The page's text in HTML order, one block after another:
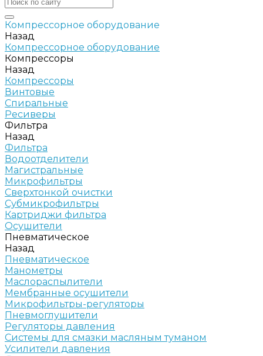
Компрессорное оборудование
Назад
Компрессорное оборудование
Компрессоры
Назад
Компрессоры
Винтовые
Спиральные
Ресиверы
Фильтра
Назад
Фильтра
Водоотделители
Магистральные
Микрофильтры
Сверхтонкой очистки
Субмикрофильтры
Картриджи фильтра
Осушители
Пневматическое
Назад
Пневматическое
Манометры
Маслораспылители
Мембранные осушители
Микрофильтры-регуляторы
Пневмоглушители
Регуляторы давления
Системы для смазки масляным туманом
Усилители давления